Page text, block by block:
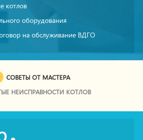
котлов
оборудования
на обслуживание ВДГО
СОВЕТЫ ОТ МАСТЕРА
НЕИСПРАВНОСТИ КОТЛОВ